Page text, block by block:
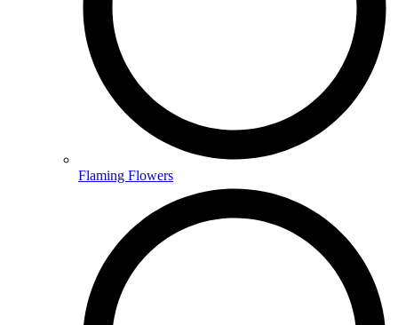
Flaming Flowers